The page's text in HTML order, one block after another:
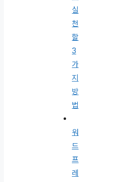
실
천
할
3
가
지
방
법
워
드
프
레